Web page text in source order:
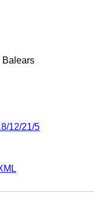
Balears
12/21/5